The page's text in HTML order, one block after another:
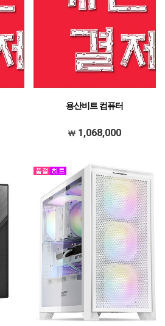
용산비트 컴퓨터
1,068,000